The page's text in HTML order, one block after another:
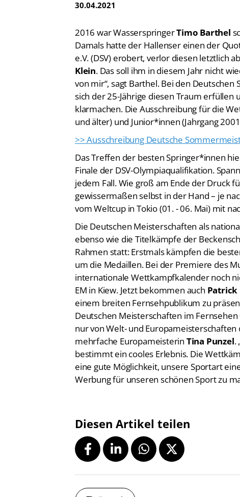
Damals hatte der Hallenser einen der
e.V. (DSV) erobert, verlor diesen letztlich
Klein. Das soll ihm in diesem Jahr nicht
von mir“, sagt Barthel. Bei den
sich der 25-Jährige diesen Traum erfüllen
klarmachen. Die Ausschreibung für die
und älter) und Junior*innen (Jahrgang
>> Ausschreibung Deutsche
Das Treffen der besten Springer*innen
Finale der DSV-Olympiaqualifikation.
jedem Fall. Wie groß am Ende der Druck
gewissermaßen selbst in der Hand – je
vom Weltcup in Tokio (01. - 06. Mai) mit
Die Deutschen Meisterschaften als
ebenso wie die Titelkämpfe der
Rahmen statt: Erstmals kämpfen die
um die Medaillen. Bei der Premiere des
internationale Wettkampfkalender noch
EM in Kiew. Jetzt bekommen auchPatrick
einem breiten Fernsehpublikum zu
Deutschen Meisterschaften im
nur von Welt- und
mehrfache EuropameisterinTina Punzel.
bestimmt ein cooles Erlebnis. Die
eine gute Möglichkeit, unsere Sportart
Werbung für unseren schönen Sport zu
Zurück